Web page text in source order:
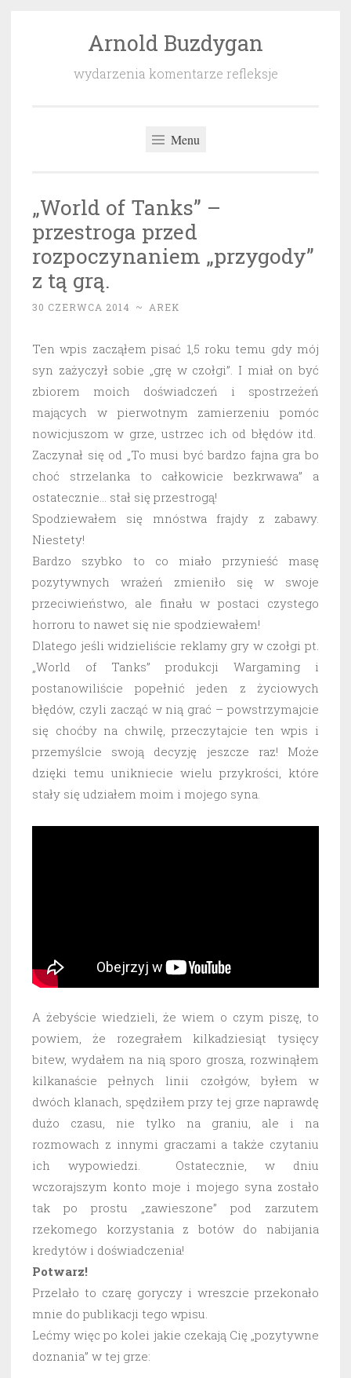
Arnold Buzdygan
wydarzenia komentarze refleksje
Menu
„World of Tanks” –
przestroga przed
rozpoczynaniem „przygody”
z tą grą.
30 CZERWCA 2014 ~ AREK
Ten wpis zacząłem pisać 1,5 roku temu gdy mój
syn zażyczył sobie „grę w czołgi”. I miał on być
zbiorem moich doświadczeń i spostrzeżeń
mających w pierwotnym zamierzeniu pomóc
nowicjuszom w grze, ustrzec ich od błędów itd.
Zaczynał się od „To musi być bardzo fajna gra bo
choć strzelanka to całkowicie bezkrwawa” a
ostatecznie… stał się przestrogą!
Spodziewałem się mnóstwa frajdy z zabawy.
Niestety!
Bardzo szybko to co miało przynieść masę
pozytywnych wrażeń zmieniło się w swoje
przeciwieństwo, ale finału w postaci czystego
horroru to nawet się nie spodziewałem!
Dlatego jeśli widzieliście reklamy gry w czołgi pt.
„World of Tanks” produkcji Wargaming i
postanowiliście popełnić jeden z życiowych
błędów, czyli zacząć w nią grać – powstrzymajcie
się choćby na chwilę, przeczytajcie ten wpis i
przemyślcie swoją decyzję jeszcze raz! Może
dzięki temu unikniecie wielu przykrości, które
stały się udziałem moim i mojego syna.
A żebyście wiedzieli, że wiem o czym piszę, to
powiem, że rozegrałem kilkadziesiąt tysięcy
bitew, wydałem na nią sporo grosza, rozwinąłem
kilkanaście pełnych linii czołgów, byłem w
dwóch klanach, spędziłem przy tej grze naprawdę
dużo czasu, nie tylko na graniu, ale i na
rozmowach z innymi graczami a także czytaniu
ich wypowiedzi. Ostatecznie, w dniu
wczorajszym konto moje i mojego syna zostało
tak po prostu „zawieszone” pod zarzutem
rzekomego korzystania z botów do nabijania
kredytów i doświadczenia!
Potwarz!
Przelało to czarę goryczy i wreszcie przekonało
mnie do publikacji tego wpisu.
Lećmy więc po kolei jakie czekają Cię „pozytywne
doznania” w tej grze: